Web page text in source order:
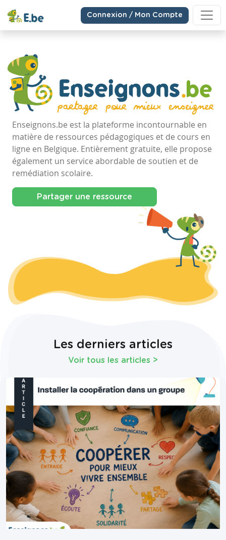
Connexion / Mon Compte
Enseignons.be est la plateforme incontournable en
matière de ressources pédagogiques et de cours en
ligne en Belgique. Entièrement gratuite, elle propose
également un service abordable de soutien et de
remédiation scolaire.
Partager une ressource
Les derniers articles
Voir tous les articles >